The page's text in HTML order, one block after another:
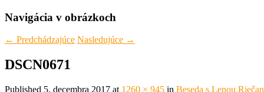
Navigácia v obrázkoch
← Predchádzajúce Nasledujúce →
DSCN0671
Published 5. decembra 2017 at 1260 × 945 in Beseda s Lenou